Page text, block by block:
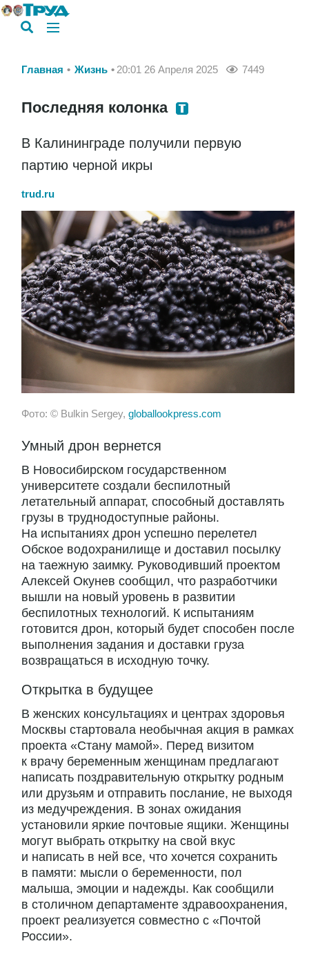
Главная Жизнь 20:01 26 Апреля 2025 7449
Последняя колонка
В Калининграде получили первую
партию черной икры
trud.ru
Фото: © Bulkin Sergey, globallookpress.com
Умный дрон вернется
В Новосибирском государственном
университете создали беспилотный
летательный аппарат, способный доставлять
грузы в труднодоступные районы.
На испытаниях дрон успешно перелетел
Обское водохранилище и доставил посылку
на таежную заимку. Руководивший проектом
Алексей Окунев сообщил, что разработчики
вышли на новый уровень в развитии
беспилотных технологий. К испытаниям
готовится дрон, который будет способен после
выполнения задания и доставки груза
возвращаться в исходную точку.
Открытка в будущее
В женских консультациях и центрах здоровья
Москвы стартовала необычная акция в рамках
проекта «Стану мамой». Перед визитом
к врачу беременным женщинам предлагают
написать поздравительную открытку родным
или друзьям и отправить послание, не выходя
из медучреждения. В зонах ожидания
установили яркие почтовые ящики. Женщины
могут выбрать открытку на свой вкус
и написать в ней все, что хочется сохранить
в памяти: мысли о беременности, пол
малыша, эмоции и надежды. Как сообщили
в столичном департаменте здравоохранения,
проект реализуется совместно с «Почтой
России».